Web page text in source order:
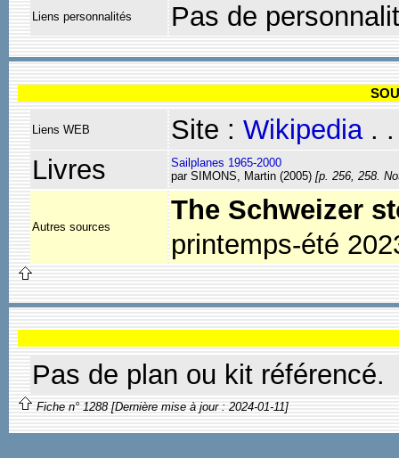
Liens personnalités Pas de
Liens WEB Site : Wikipedia.
Livres
Sailplanes 1965-2000
par SIMONS, Martin (2005) [p. 256, 258.
Autres sources
The Schweizer
printemps-été
Pas de plan ou kit référencé.
Fiche n° 1288 [Dernière mise à jour : 2024-01-11]